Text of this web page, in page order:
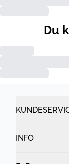
Du
INFO